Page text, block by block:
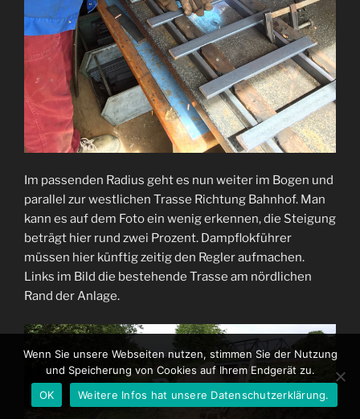
Im passenden Radius geht es nun weiter im Bogen und
parallel zur westlichen Trasse Richtung Bahnhof. Man
kann es auf dem Foto ein wenig erkennen, die Steigung
beträgt hier rund zwei Prozent. Dampflokführer
müssen hier künftig zeitig den Regler aufmachen.
Links im Bild die bestehende Trasse am nördlichen
Rand der Anlage.
Wenn Sie unsere Webseiten nutzen, stimmen Sie der Nutzung
und Speicherung von Cookies auf Ihrem Endgerät zu.
OK
Weitere Infos hat unsere Datenschutzerklärung.